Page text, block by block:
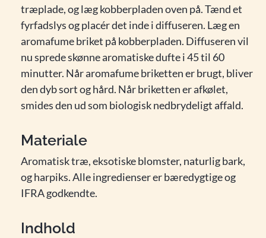
træplade, og læg kobberpladen oven på. Tænd et
fyrfadslys og placér det inde i diffuseren. Læg en
aromafume briket på kobberpladen. Diffuseren vil
nu sprede skønne aromatiske dufte i 45 til 60
minutter. Når aromafume briketten er brugt, bliver
den dyb sort og hård. Når briketten er afkølet,
smides den ud som biologisk nedbrydeligt affald.
Materiale
Aromatisk træ, eksotiske blomster, naturlig bark,
og harpiks. Alle ingredienser er bæredygtige og
IFRA godkendte.
Indhold